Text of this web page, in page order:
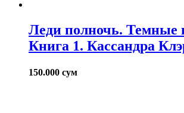
Леди полночь. Темные
Книга 1. Кассандра
150.000 сум